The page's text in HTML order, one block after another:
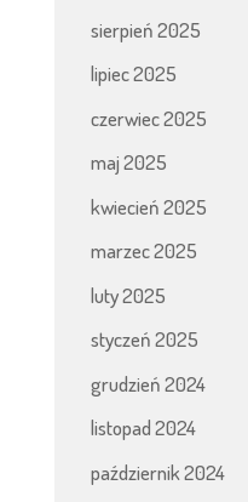
sierpień 2025
lipiec 2025
czerwiec 2025
maj 2025
kwiecień 2025
marzec 2025
luty 2025
styczeń 2025
grudzień 2024
listopad 2024
październik 2024